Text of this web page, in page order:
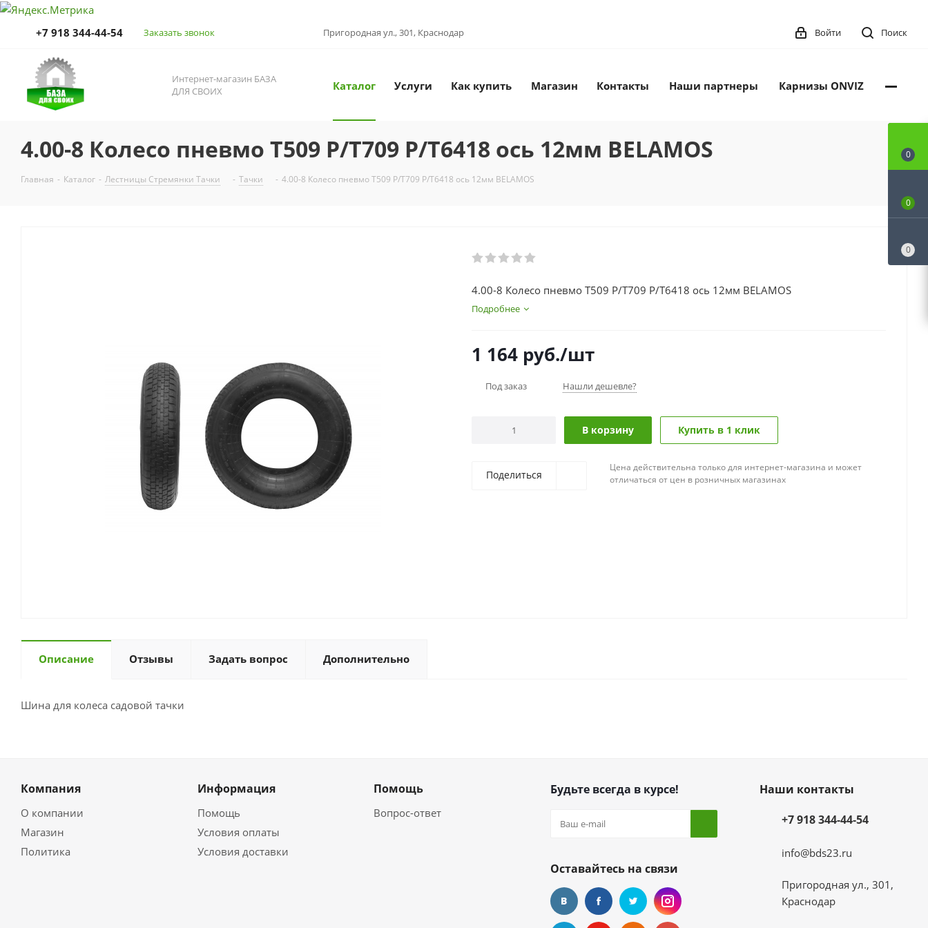
+7 918 344-44-54 Заказать звонок Пригородная ул., 301, Краснодар Поиск
Войти
Интернет-магазин БАЗА
ДЛЯ СВОИХ
Каталог Услуги Как купить Магазин Контакты Наши партнеры Карнизы ONVIZ
4.00-8 Колесо пневмо Т509 Р/Т709 Р/Т6418 ось 12мм BELAMOS
Главная - Каталог - Лестницы Стремянки Тачки - Тачки - 4.00-8 Колесо пневмо Т509 Р/Т709 Р/Т6418 ось 12мм BELAMOS
4.00-8 Колесо пневмо Т509 Р/Т709 Р/Т6418 ось 12мм BELAMOS
Подробнее
1 164 руб./шт
Под заказ Нашли дешевле?
В корзину Купить в 1 клик
Поделиться
Цена действительна только для интернет-магазина и может
отличаться от цен в розничных магазинах
Описание Отзывы Задать вопрос Дополнительно
Шина для колеса садовой тачки
Компания
О компании
Магазин
Политика
Информация
Помощь
Условия оплаты
Условия доставки
Помощь
Вопрос-ответ
Будьте всегда в курсе!
Оставайтесь на связи
Наши контакты
+7 918 344-44-54
info@bds23.ru
Пригородная ул., 301,
Краснодар
0
0
0